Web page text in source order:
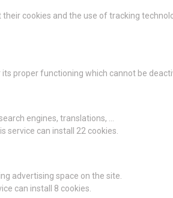
cookies and the use of tracking
proper functioning which cannot be
engines, translations, ...
service can install 22 cookies.
advertising space on the site.
can install 8 cookies.